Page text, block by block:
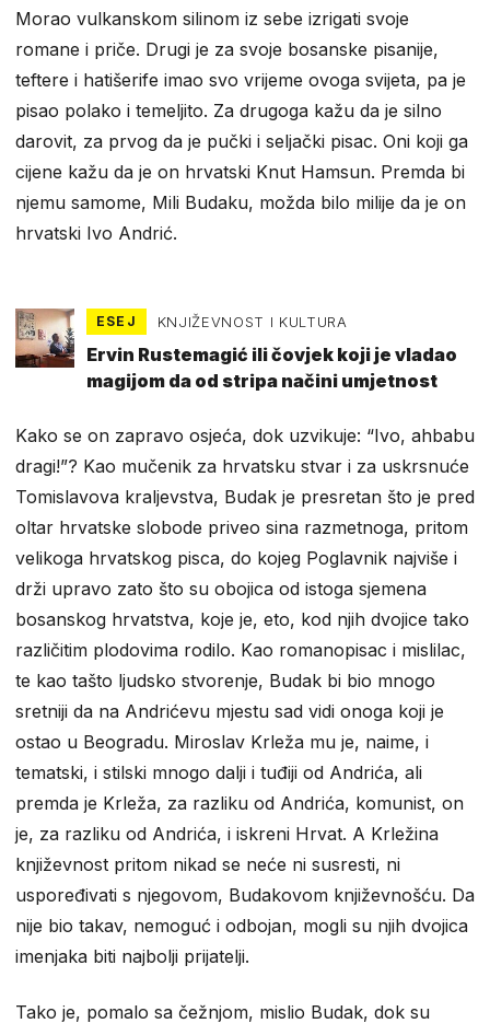
Morao vulkanskom silinom iz sebe izrigati svoje
romane i priče. Drugi je za svoje bosanske pisanije,
teftere i hatišerife imao svo vrijeme ovoga svijeta, pa je
pisao polako i temeljito. Za drugoga kažu da je silno
darovit, za prvog da je pučki i seljački pisac. Oni koji ga
cijene kažu da je on hrvatski Knut Hamsun. Premda bi
njemu samome, Mili Budaku, možda bilo milije da je on
hrvatski Ivo Andrić.
ESEJ KNJIŽEVNOST I KULTURA
Ervin Rustemagić ili čovjek koji je vladao
magijom da od stripa načini umjetnost
Kako se on zapravo osjeća, dok uzvikuje: “Ivo, ahbabu
dragi!”? Kao mučenik za hrvatsku stvar i za uskrsnuće
Tomislavova kraljevstva, Budak je presretan što je pred
oltar hrvatske slobode priveo sina razmetnoga, pritom
velikoga hrvatskog pisca, do kojeg Poglavnik najviše i
drži upravo zato što su obojica od istoga sjemena
bosanskog hrvatstva, koje je, eto, kod njih dvojice tako
različitim plodovima rodilo. Kao romanopisac i mislilac,
te kao tašto ljudsko stvorenje, Budak bi bio mnogo
sretniji da na Andrićevu mjestu sad vidi onoga koji je
ostao u Beogradu. Miroslav Krleža mu je, naime, i
tematski, i stilski mnogo dalji i tuđiji od Andrića, ali
premda je Krleža, za razliku od Andrića, komunist, on
je, za razliku od Andrića, i iskreni Hrvat. A Krležina
književnost pritom nikad se neće ni susresti, ni
uspoređivati s njegovom, Budakovom književnošću. Da
nije bio takav, nemoguć i odbojan, mogli su njih dvojica
imenjaka biti najbolji prijatelji.
Tako je, pomalo sa čežnjom, mislio Budak, dok su